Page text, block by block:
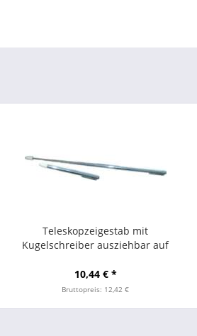
Teleskopzeigestab mit
Kugelschreiber ausziehbar auf
10,44 € *
Bruttopreis: 12,42 €